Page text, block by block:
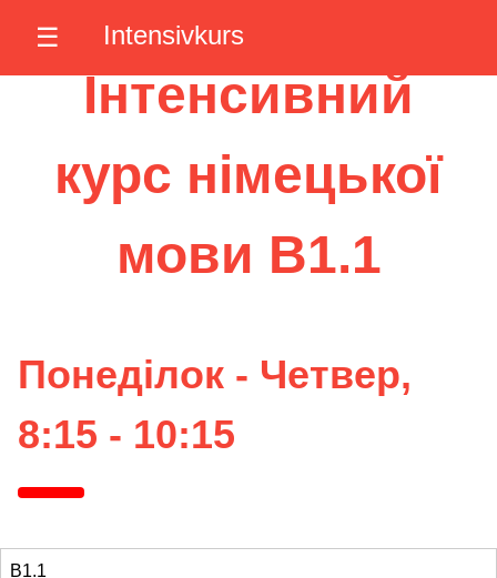
☰ Intensivkurs
Інтенсивний
курс німецької
мови B1.1
Понеділок - Четвер,
8:15 - 10:15